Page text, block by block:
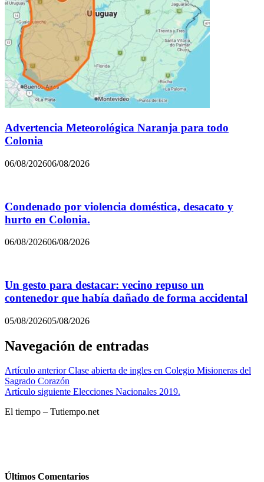
Advertencia Meteorológica Naranja para todo
Colonia
06/08/202606/08/2026
Condenado por violencia doméstica, desacato y
hurto en Colonia.
06/08/202606/08/2026
Un gesto para destacar: vecino repuso un
contenedor que había dañado de forma accidental
05/08/202605/08/2026
Navegación de entradas
Artículo anterior Clase abierta de ingles en Colegio Misioneras del
Sagrado Corazón
Artículo siguiente Elecciones Nacionales 2019.
El tiempo – Tutiempo.net
Últimos Comentarios